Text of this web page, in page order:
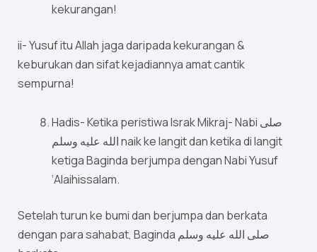
kekurangan!
ii- Yusuf itu Allah jaga daripada kekurangan &
keburukan dan sifat kejadiannya amat cantik
sempurna!
Hadis- Ketika peristiwa Israk Mikraj- Nabi صلى
الله عليه وسلم naik ke langit dan ketika di langit
ketiga Baginda berjumpa dengan Nabi Yusuf
‘Alaihissalam.
Setelah turun ke bumi dan berjumpa dan berkata
dengan para sahabat, Baginda صلى الله عليه وسلم